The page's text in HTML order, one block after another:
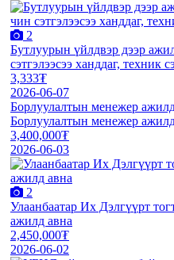
2
Бутлуурын үйлдвэр дээр
сэтгэлээсээ ханддаг, техник
3,333₮
2026-06-07
Борлуулалтын менежер
Борлуулалтын менежер
3,400,000₮
2026-06-03
2
Улаанбаатар Их Дэлгүүрт
ажилд авна
2,450,000₮
2026-06-02